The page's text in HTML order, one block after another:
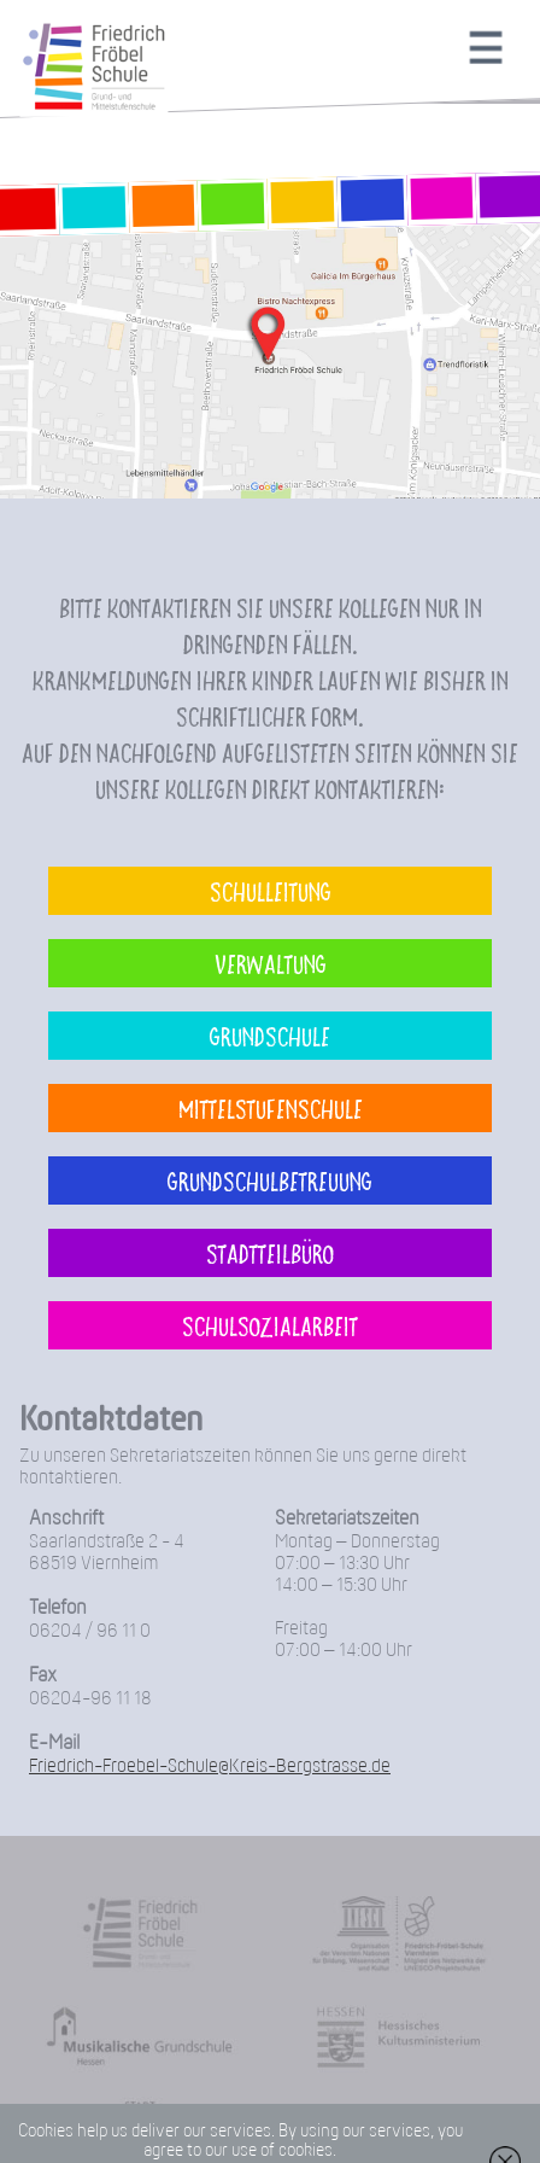
Bitte kontaktieren Sie unsere Kollegen nur in
dringenden Fällen.
Krankmeldungen Ihrer Kinder laufen wie bisher in
schriftlicher Form.
Auf den nachfolgend aufgelisteten Seiten können Sie
unsere Kollegen direkt kontaktieren:
Schulleitung
Verwaltung
Grundschule
Mittelstufenschule
Grundschulbetreuung
Stadtteilbüro
Schulsozialarbeit
Kontaktdaten
Zu unseren Sekretariatszeiten können Sie uns gerne direkt
kontaktieren.
Anschrift
Saarlandstraße 2 - 4
68519 Viernheim
Telefon
06204 / 96 11 0
Fax
06204-96 11 18
Sekretariatszeiten
Montag – Donnerstag
07:00 – 13:30 Uhr
14:00 – 15:30 Uhr
Freitag
07:00 – 14:00 Uhr
E-Mail
Friedrich-Froebel-Schule@Kreis-Bergstrasse.de
Cookies help us deliver our services. By using our services, you
agree to our use of cookies.